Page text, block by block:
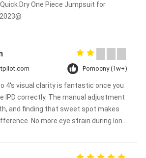
Dry One Piece Jumpsuit for
Pomocny (1w+)
4's visual clarity is fantastic once you
IPD correctly. The manual adjustment
and finding that sweet spot makes
No more eye strain during long
once you dial in the IPD correctly. The